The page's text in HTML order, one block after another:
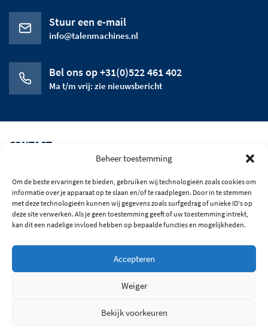
Beheer toestemming
Om de beste ervaringen te bieden, gebruiken wij technologieën zoals cookies om
informatie over je apparaat op te slaan en/of te raadplegen. Door in te stemmen
met deze technologieën kunnen wij gegevens zoals surfgedrag of unieke ID's op
deze site verwerken. Als je geen toestemming geeft of uw toestemming intrekt,
kan dit een nadelige invloed hebben op bepaalde functies en mogelijkheden.
Accepteren
Weiger
Bekijk voorkeuren
Stuur een e-mail
info@talenmachines.nl
Bel ons op +31(0)522 461 402
Ma t/m vrij: zie nieuwsbericht
CONTACT
HET BEDRIJF
OPENINGSTIJDEN
© 2026 Alle rechten voorbehouden
Algemene Voorwaarden